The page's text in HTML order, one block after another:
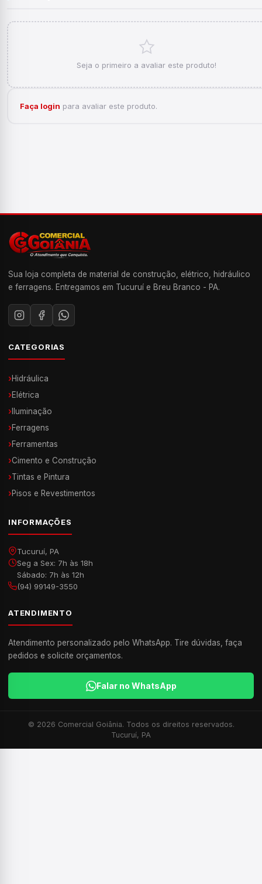
Seja o primeiro a avaliar este produto!
Faça login para avaliar este produto.
Sua loja completa de material de construção, elétrico, hidráulico
e ferragens. Entregamos em Tucuruí e Breu Branco - PA.
CATEGORIAS
›Hidráulica
›Elétrica
› Iluminação
›Ferragens
›Ferramentas
›Cimento e Construção
›Tintas e Pintura
›Pisos e Revestimentos
INFORMAÇÕES
Tucuruí, PA
Seg a Sex: 7h às 18h
Sábado: 7h às 12h
(94) 99149-3550
ATENDIMENTO
Atendimento personalizado pelo WhatsApp. Tire dúvidas, faça
pedidos e solicite orçamentos.
Falar no WhatsApp
© 2026 Comercial Goiânia. Todos os direitos reservados.
Tucuruí, PA